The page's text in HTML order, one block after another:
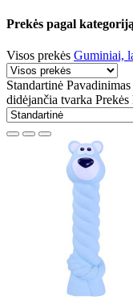
Prekės pagal kategoriją
Visos prekės Guminiai,
Standartinė Pavadinimas
didėjančia tvarka Prekės